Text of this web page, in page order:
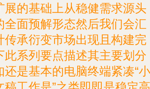
展的基础上从稳健需求源头
全面预解形态然后我们会汇
传承衍变市场出现且构建完
此系列要点描述其主要划分
是基本的电脑终端紧凑“小